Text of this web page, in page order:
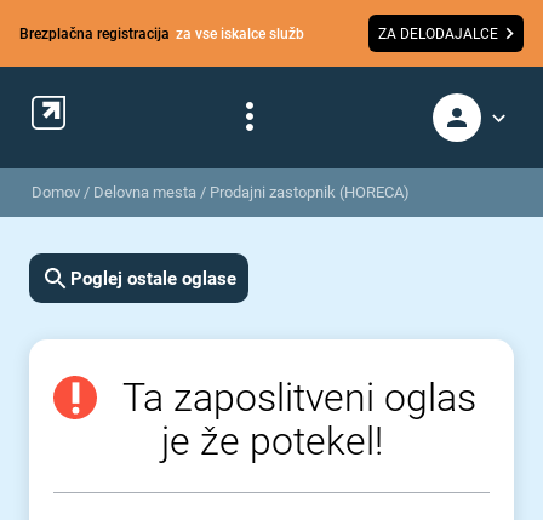
Brezplačna registracija za vse iskalce služb ZA DELODAJALCE
Domov / Delovna mesta / Prodajni zastopnik (HORECA)
Poglej ostale oglase
Ta zaposlitveni oglas
je že potekel!